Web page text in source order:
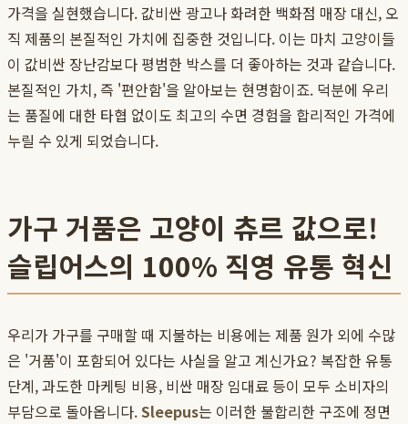
가격을 실현했습니다. 값비싼 광고나 화려한 백화점 매장 대신, 오
직 제품의 본질적인 가치에 집중한 것입니다. 이는 마치 고양이들
이 값비싼 장난감보다 평범한 박스를 더 좋아하는 것과 같습니다.
본질적인 가치, 즉 '편안함'을 알아보는 현명함이죠. 덕분에 우리
는 품질에 대한 타협 없이도 최고의 수면 경험을 합리적인 가격에
누릴 수 있게 되었습니다.
가구 거품은 고양이 츄르 값으로!
슬립어스의 100% 직영 유통 혁신
우리가 가구를 구매할 때 지불하는 비용에는 제품 원가 외에 수많
은 '거품'이 포함되어 있다는 사실을 알고 계신가요? 복잡한 유통
단계, 과도한 마케팅 비용, 비싼 매장 임대료 등이 모두 소비자의
부담으로 돌아옵니다.Sleepus는 이러한 불합리한 구조에 정면